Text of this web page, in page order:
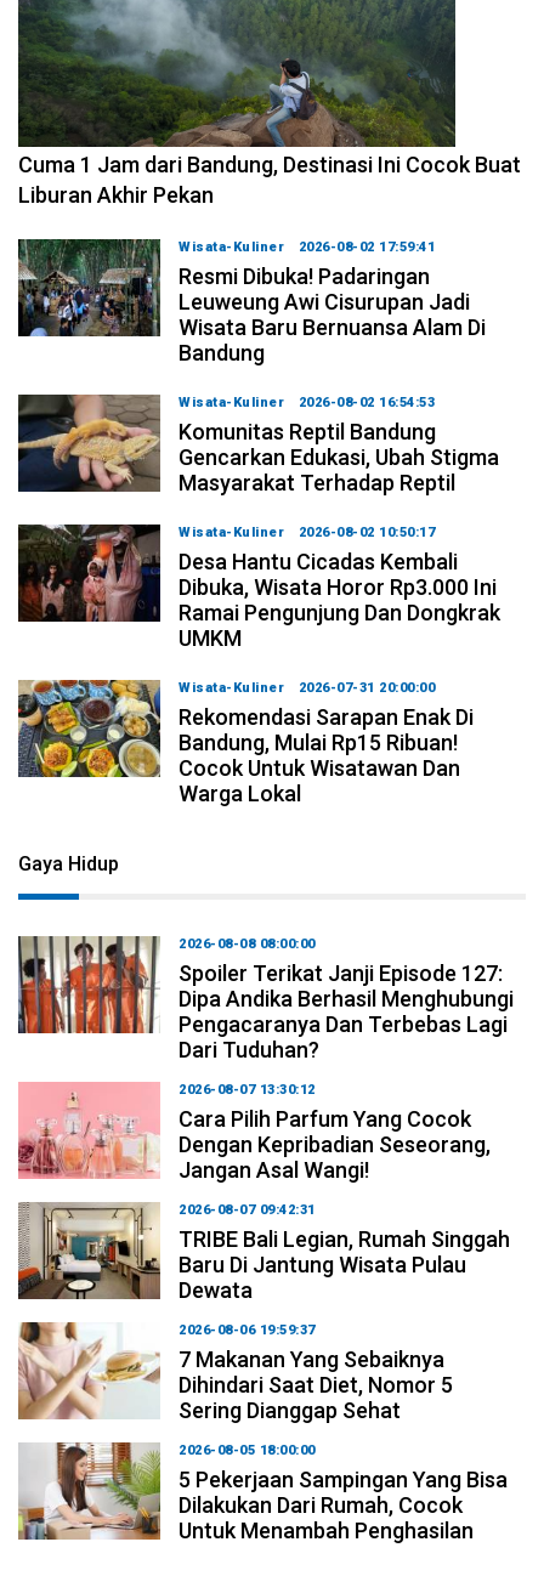
2026-08-07 15:00:00
Cuma 1 Jam dari Bandung, Destinasi Ini Cocok Buat
Liburan Akhir Pekan
Wisata-Kuliner 2026-08-02 17:59:41
Resmi Dibuka! Padaringan
Leuweung Awi Cisurupan Jadi
Wisata Baru Bernuansa Alam Di
Bandung
Wisata-Kuliner 2026-08-02 16:54:53
Komunitas Reptil Bandung
Gencarkan Edukasi, Ubah Stigma
Masyarakat Terhadap Reptil
Wisata-Kuliner 2026-08-02 10:50:17
Desa Hantu Cicadas Kembali
Dibuka, Wisata Horor Rp3.000 Ini
Ramai Pengunjung Dan Dongkrak
UMKM
Wisata-Kuliner 2026-07-31 20:00:00
Rekomendasi Sarapan Enak Di
Bandung, Mulai Rp15 Ribuan!
Cocok Untuk Wisatawan Dan
Warga Lokal
Gaya Hidup
2026-08-08 08:00:00
Spoiler Terikat Janji Episode 127:
Dipa Andika Berhasil Menghubungi
Pengacaranya Dan Terbebas Lagi
Dari Tuduhan?
2026-08-07 13:30:12
Cara Pilih Parfum Yang Cocok
Dengan Kepribadian Seseorang,
Jangan Asal Wangi!
2026-08-07 09:42:31
TRIBE Bali Legian, Rumah Singgah
Baru Di Jantung Wisata Pulau
Dewata
2026-08-06 19:59:37
7 Makanan Yang Sebaiknya
Dihindari Saat Diet, Nomor 5
Sering Dianggap Sehat
2026-08-05 18:00:00
5 Pekerjaan Sampingan Yang Bisa
Dilakukan Dari Rumah, Cocok
Untuk Menambah Penghasilan